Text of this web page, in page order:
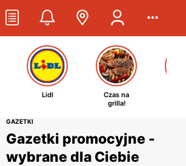
Lidl
Czas na
grilla!
GAZETKI
Gazetki promocyjne -
wybrane dla Ciebie